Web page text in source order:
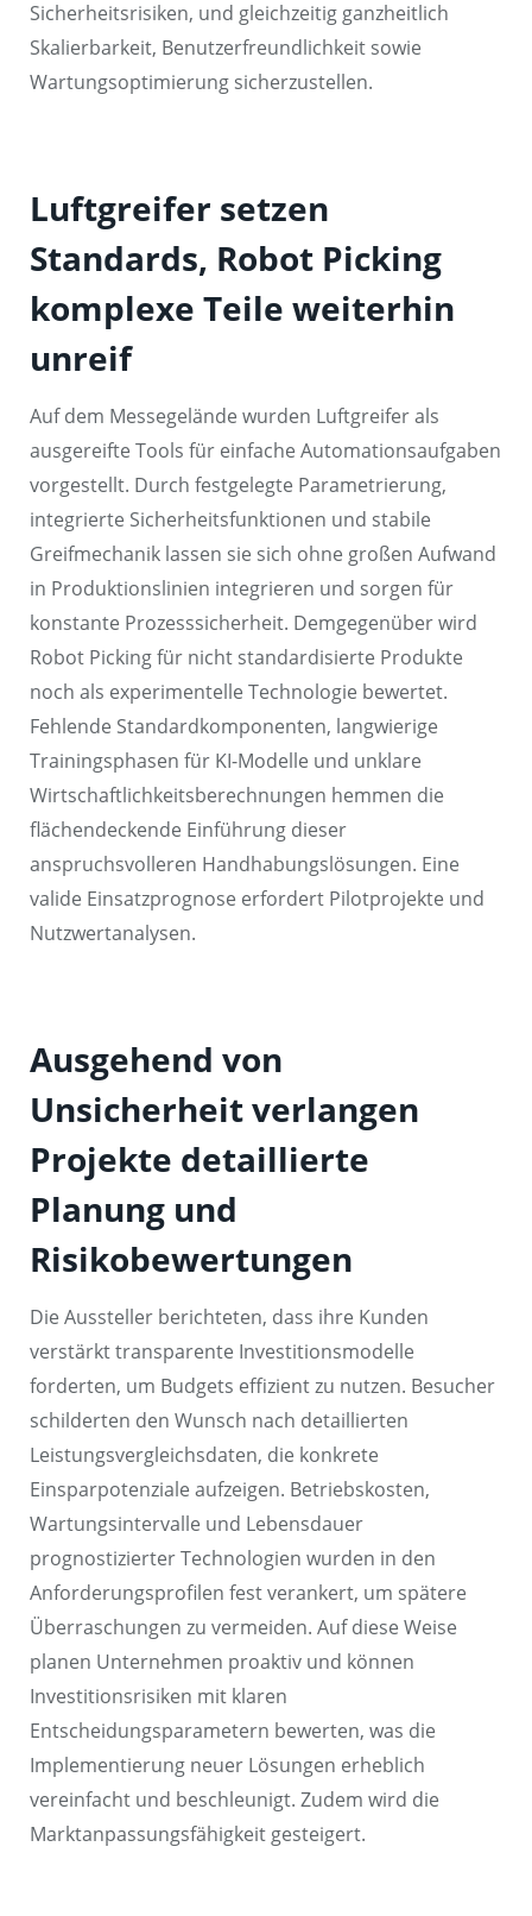
Sicherheitsrisiken, und gleichzeitig ganzheitlich
Skalierbarkeit, Benutzerfreundlichkeit sowie
Wartungsoptimierung sicherzustellen.
Luftgreifer setzen
Standards, Robot Picking
komplexe Teile weiterhin
unreif
Auf dem Messegelände wurden Luftgreifer als
ausgereifte Tools für einfache Automationsaufgaben
vorgestellt. Durch festgelegte Parametrierung,
integrierte Sicherheitsfunktionen und stabile
Greifmechanik lassen sie sich ohne großen Aufwand
in Produktionslinien integrieren und sorgen für
konstante Prozesssicherheit. Demgegenüber wird
Robot Picking für nicht standardisierte Produkte
noch als experimentelle Technologie bewertet.
Fehlende Standardkomponenten, langwierige
Trainingsphasen für KI-Modelle und unklare
Wirtschaftlichkeitsberechnungen hemmen die
flächendeckende Einführung dieser
anspruchsvolleren Handhabungslösungen. Eine
valide Einsatzprognose erfordert Pilotprojekte und
Nutzwertanalysen.
Ausgehend von
Unsicherheit verlangen
Projekte detaillierte
Planung und
Risikobewertungen
Die Aussteller berichteten, dass ihre Kunden
verstärkt transparente Investitionsmodelle
forderten, um Budgets effizient zu nutzen. Besucher
schilderten den Wunsch nach detaillierten
Leistungsvergleichsdaten, die konkrete
Einsparpotenziale aufzeigen. Betriebskosten,
Wartungsintervalle und Lebensdauer
prognostizierter Technologien wurden in den
Anforderungsprofilen fest verankert, um spätere
Überraschungen zu vermeiden. Auf diese Weise
planen Unternehmen proaktiv und können
Investitionsrisiken mit klaren
Entscheidungsparametern bewerten, was die
Implementierung neuer Lösungen erheblich
vereinfacht und beschleunigt. Zudem wird die
Marktanpassungsfähigkeit gesteigert.